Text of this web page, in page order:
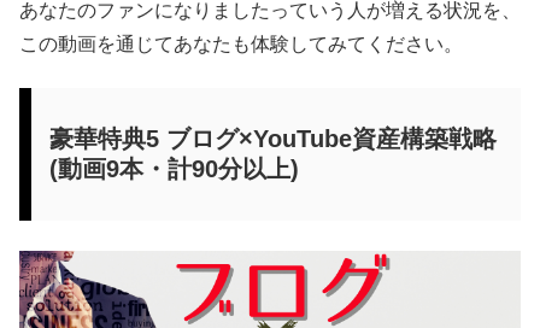
あなたのファンになりましたっていう人が増える状況を、
この動画を通じてあなたも体験してみてください。
豪華特典5 ブログ×YouTube資産構築戦略
(動画9本・計90分以上)